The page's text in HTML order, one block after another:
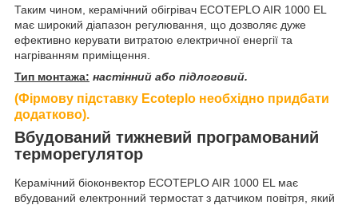
Таким чином, керамічний обігрівач ECOTEPLO AIR 1000 EL
має широкий діапазон регулювання, що дозволяє дуже
ефективно керувати витратою електричної енергії та
нагріванням приміщення.
Тип монтажа: настінний або підлоговий.
(Фірмову підставку Ecoteрlo необхідно придбати
додатково).
Вбудований тижневий програмований
терморегулятор
Керамічний біоконвектор ECOTEPLO AIR 1000 EL має
вбудований електронний термостат з датчиком повітря, який